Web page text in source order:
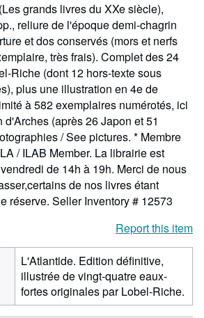
grands livres du XXe siècle),
reliure de l'époque demi-chagrin
et dos conservés (mors et nerfs
très frais). Complet des 24
Riche (dont 12 hors-texte sous
plus une illustration en 4e de
à 582 exemplaires numérotés, ici
(après 26 Japon et 51
/ See pictures. * Membre
/ ILAB Member. La librairie est
de 14h à 19h. Merci de nous
de nos livres étant
réserve. Seller Inventory # 12573
Report this item
L'Atlantide. Edition définitive,
illustrée de vingt-quatre eaux-
fortes originales par Lobel-Riche.